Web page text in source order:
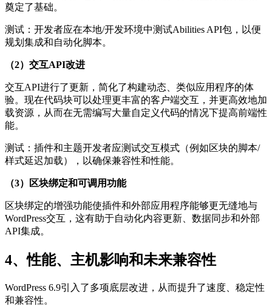
奠定了基础。
测试：开发者应在本地/开发环境中测试Abilities API包，以便
规划集成和自动化脚本。
（2）交互API改进
交互API进行了更新，简化了构建动态、类似应用程序的体
验。现在代码块可以处理更丰富的客户端交互，并更高效地加
载资源，从而在无需编写大量自定义代码的情况下提高前端性
能。
测试：插件和主题开发者应测试交互模式（例如区块的脚本/
样式延迟加载），以确保兼容性和性能。
（3）区块绑定和可调用功能
区块绑定的增强功能使插件和外部应用程序能够更无缝地与
WordPress交互，这有助于自动化内容更新、数据同步和外部
API集成。
4、性能、主机影响和未来兼容性
WordPress 6.9引入了多项底层改进，从而提升了速度、稳定性
和兼容性。